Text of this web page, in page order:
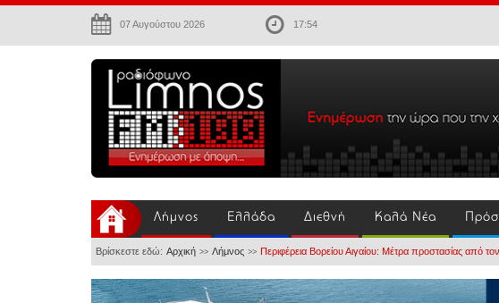
07 Αυγούστου 2026 17:54
Λήμνος Ελλάδα Διεθνή Καλά Νέα
Βρίσκεστε εδώ: Αρχική >> Λήμνος >> Περιφέρεια Βορείου Αιγαίου: Μέτρα προστασίας από